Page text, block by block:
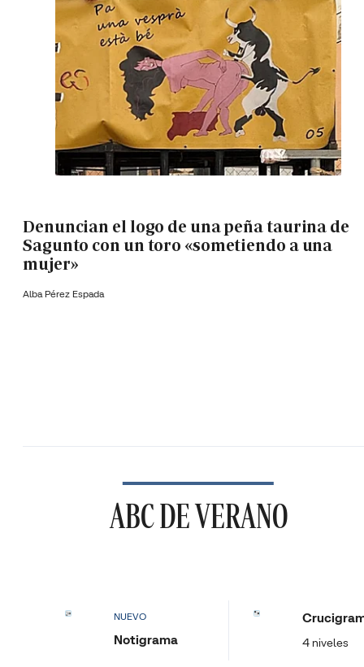
Denuncian el logo de una peña taurina de
Sagunto con un toro «sometiendo a una
mujer»
Alba Pérez Espada
ABC DE VERANO
NUEVO
Notigrama 4 niveles